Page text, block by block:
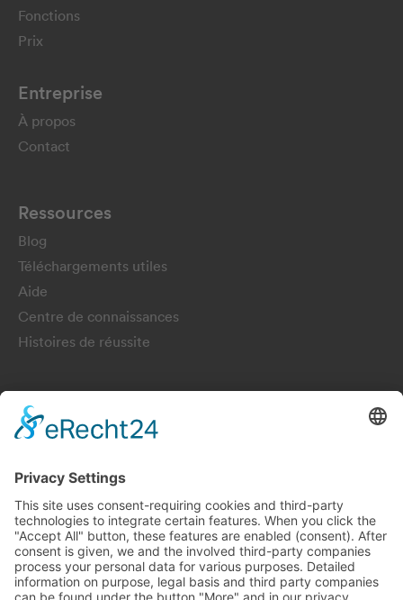
Fonctions
Prix
Entreprise
À propos
Contact
Ressources
Blog
Téléchargements utiles
Aide
Centre de connaissances
Histoires de réussite
Newsletter
Obtiens des articles, des informations et des mises à jour
Choisir la langue:
Deutsch
English Français